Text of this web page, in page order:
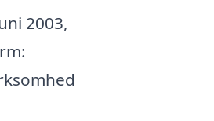
2003,